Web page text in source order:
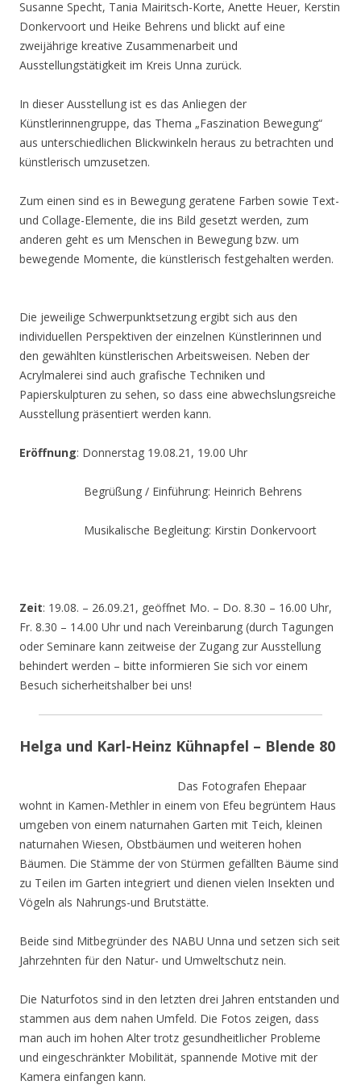
Susanne Specht, Tania Mairitsch-Korte, Anette Heuer, Kerstin
Donkervoort und Heike Behrens und blickt auf eine
zweijährige kreative Zusammenarbeit und
Ausstellungstätigkeit im Kreis Unna zurück.
In dieser Ausstellung ist es das Anliegen der
Künstlerinnengruppe, das Thema „Faszination Bewegung“
aus unterschiedlichen Blickwinkeln heraus zu betrachten und
künstlerisch umzusetzen.
Zum einen sind es in Bewegung geratene Farben sowie Text-
und Collage-Elemente, die ins Bild gesetzt werden, zum
anderen geht es um Menschen in Bewegung bzw. um
bewegende Momente, die künstlerisch festgehalten werden.
Die jeweilige Schwerpunktsetzung ergibt sich aus den
individuellen Perspektiven der einzelnen Künstlerinnen und
den gewählten künstlerischen Arbeitsweisen. Neben der
Acrylmalerei sind auch grafische Techniken und
Papierskulpturen zu sehen, so dass eine abwechslungsreiche
Ausstellung präsentiert werden kann.
Eröffnung: Donnerstag 19.08.21, 19.00 Uhr
Begrüßung / Einführung: Heinrich Behrens
Musikalische Begleitung: Kirstin Donkervoort
Zeit: 19.08. – 26.09.21, geöffnet Mo. – Do. 8.30 – 16.00 Uhr,
Fr. 8.30 – 14.00 Uhr und nach Vereinbarung (durch Tagungen
oder Seminare kann zeitweise der Zugang zur Ausstellung
behindert werden – bitte informieren Sie sich vor einem
Besuch sicherheitshalber bei uns!
Helga und Karl-Heinz Kühnapfel – Blende 80
Das Fotografen Ehepaar
wohnt in Kamen-Methler in einem von Efeu begrüntem Haus
umgeben von einem naturnahen Garten mit Teich, kleinen
naturnahen Wiesen, Obstbäumen und weiteren hohen
Bäumen. Die Stämme der von Stürmen gefällten Bäume sind
zu Teilen im Garten integriert und dienen vielen Insekten und
Vögeln als Nahrungs-und Brutstätte.
Beide sind Mitbegründer des NABU Unna und setzen sich seit
Jahrzehnten für den Natur- und Umweltschutz nein.
Die Naturfotos sind in den letzten drei Jahren entstanden und
stammen aus dem nahen Umfeld. Die Fotos zeigen, dass
man auch im hohen Alter trotz gesundheitlicher Probleme
und eingeschränkter Mobilität, spannende Motive mit der
Kamera einfangen kann.